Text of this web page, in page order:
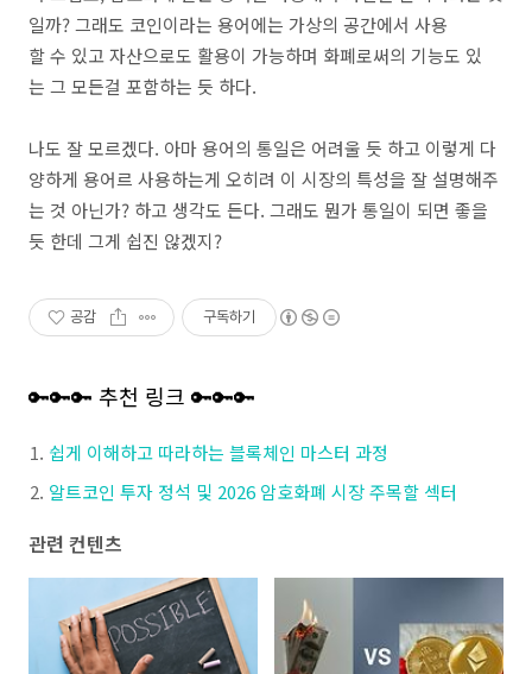
일까? 그래도 코인이라는 용어에는 가상의 공간에서 사용
할 수 있고 자산으로도 활용이 가능하며 화폐로써의 기능도 있
는 그 모든걸 포함하는 듯 하다.
나도 잘 모르겠다. 아마 용어의 통일은 어려울 듯 하고 이렇게 다
양하게 용어르 사용하는게 오히려 이 시장의 특성을 잘 설명해주
는 것 아닌가? 하고 생각도 든다. 그래도 뭔가 통일이 되면 좋을
듯 한데 그게 쉽진 않겠지?
공감 구독하기
🔑🔑🔑 추천 링크 🔑🔑🔑
쉽게 이해하고 따라하는 블록체인 마스터 과정
알트코인 투자 정석 및 2026 암호화폐 시장 주목할 섹터
관련 컨텐츠